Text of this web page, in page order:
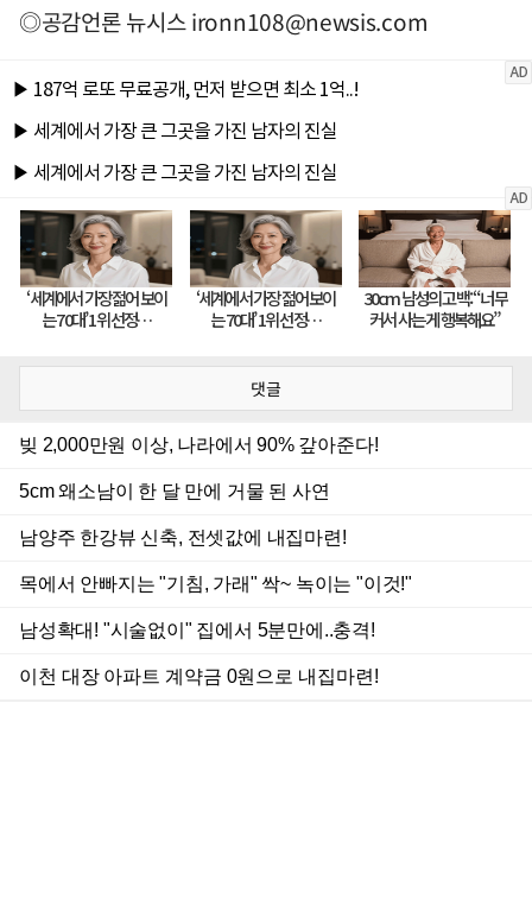
◎공감언론 뉴시스ironn108@newsis.com
댓글